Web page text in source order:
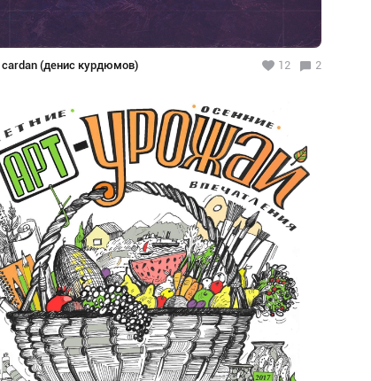
cardan (денис курдюмов) 12 2